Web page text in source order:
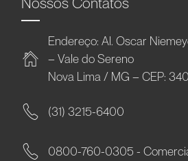
Endereço: Al. Oscar
– Vale do Sereno
Nova Lima / MG – CEP:
(31) 3215-6400
0800-760-0305 -